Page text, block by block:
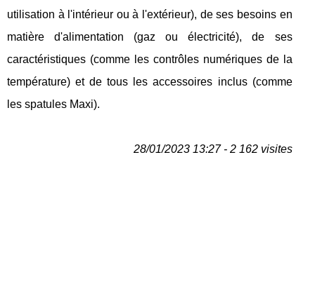
utilisation à l'intérieur ou à l'extérieur), de ses besoins en
matière d'alimentation (gaz ou électricité), de ses
caractéristiques (comme les contrôles numériques de la
température) et de tous les accessoires inclus (comme
les spatules Maxi).
28/01/2023 13:27 - 2 162 visites